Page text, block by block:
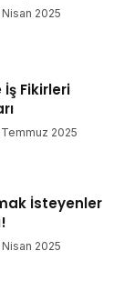
Nisan 2025
Fikirleri
2025
İsteyenler
Nisan 2025